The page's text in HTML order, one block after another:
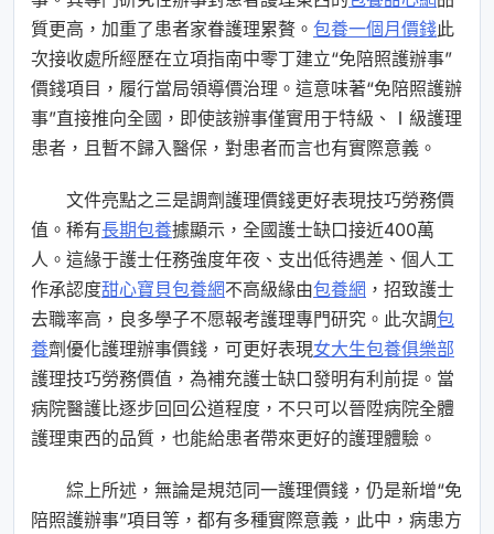
質更高，加重了患者家眷護理累贅。 包養一個月價錢此
次接收處所經歷在立項指南中零丁建立“免陪照護辦事”
價錢項目，履行當局領導價治理。這意味著“免陪照護辦
事”直接推向全國，即使該辦事僅實用于特級、Ⅰ級護理
患者，且暫不歸入醫保，對患者而言也有實際意義。
文件亮點之三是調劑護理價錢更好表現技巧勞務價
值。稀有長期包養據顯示，全國護士缺口接近400萬
人。這緣于護士任務強度年夜、支出低待遇差、個人工
作承認度甜心寶貝包養網不高級緣由包養網 ，招致護士
去職率高，良多學子不愿報考護理專門研究。此次調包
養劑優化護理辦事價錢，可更好表現女大生包養俱樂部
護理技巧勞務價值，為補充護士缺口發明有利前提。當
病院醫護比逐步回回公道程度，不只可以晉陞病院全體
護理東西的品質，也能給患者帶來更好的護理體驗。
綜上所述，無論是規范同一護理價錢，仍是新增“免
陪照護辦事”項目等，都有多種實際意義，此中，病患方